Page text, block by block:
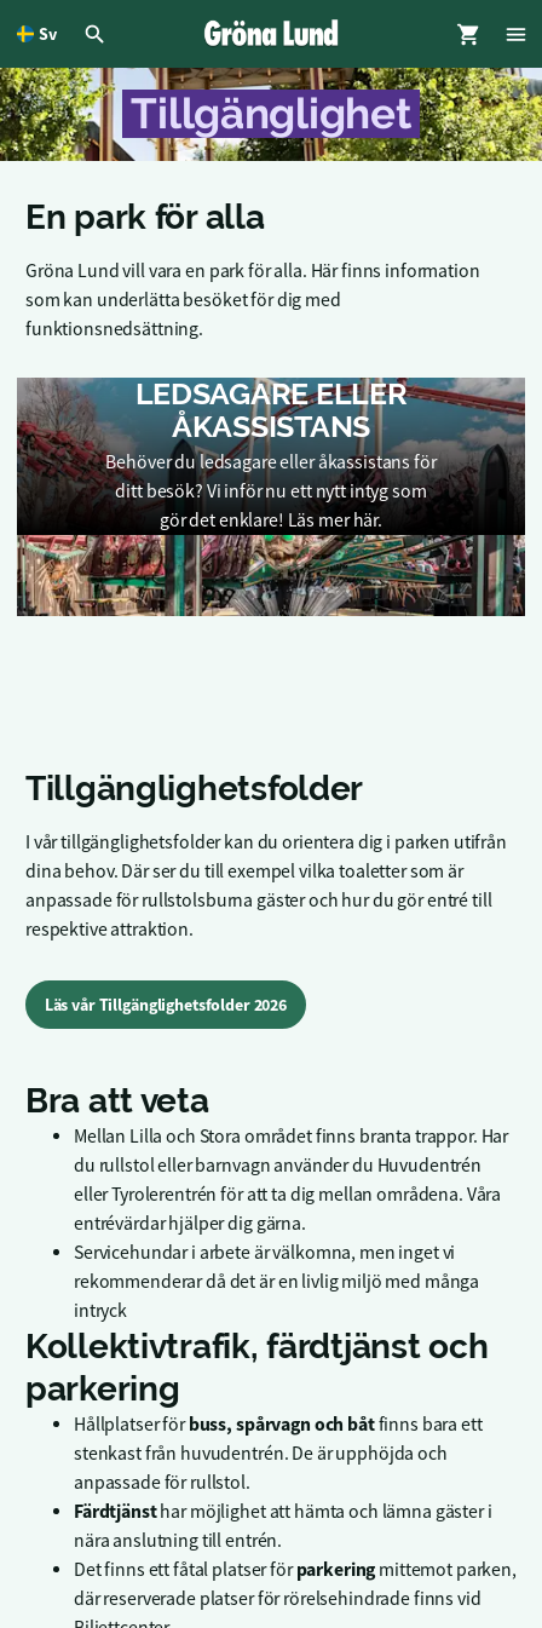
Sv
Tillgänglighet
En park för alla
Gröna Lund vill vara en park för alla. Här finns information
som kan underlätta besöket för dig med
funktionsnedsättning.
LEDSAGARE ELLER
ÅKASSISTANS
Behöver du ledsagare eller åkassistans för
ditt besök? Vi inför nu ett nytt intyg som
gör det enklare! Läs mer här.
Tillgänglighetsfolder
I vår tillgänglighetsfolder kan du orientera dig i parken utifrån
dina behov. Där ser du till exempel vilka toaletter som är
anpassade för rullstolsburna gäster och hur du gör entré till
respektive attraktion.
Läs vår Tillgänglighetsfolder 2026
Bra att veta
Mellan Lilla och Stora området finns branta trappor. Har
du rullstol eller barnvagn använder du Huvudentrén
eller Tyrolerentrén för att ta dig mellan områdena. Våra
entrévärdar hjälper dig gärna.
Servicehundar i arbete är välkomna, men inget vi
rekommenderar då det är en livlig miljö med många
intryck
Kollektivtrafik, färdtjänst och
parkering
Hållplatser förbuss, spårvagn och båtfinns bara ett
stenkast från huvudentrén. De är upphöjda och
anpassade för rullstol.
Färdtjänsthar möjlighet att hämta och lämna gäster i
nära anslutning till entrén.
Det finns ett fåtal platser förparkeringmittemot parken,
där reserverade platser för rörelsehindrade finns vid